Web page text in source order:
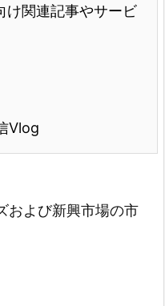
け関連記事やサービ
Vlog
および新興市場の市